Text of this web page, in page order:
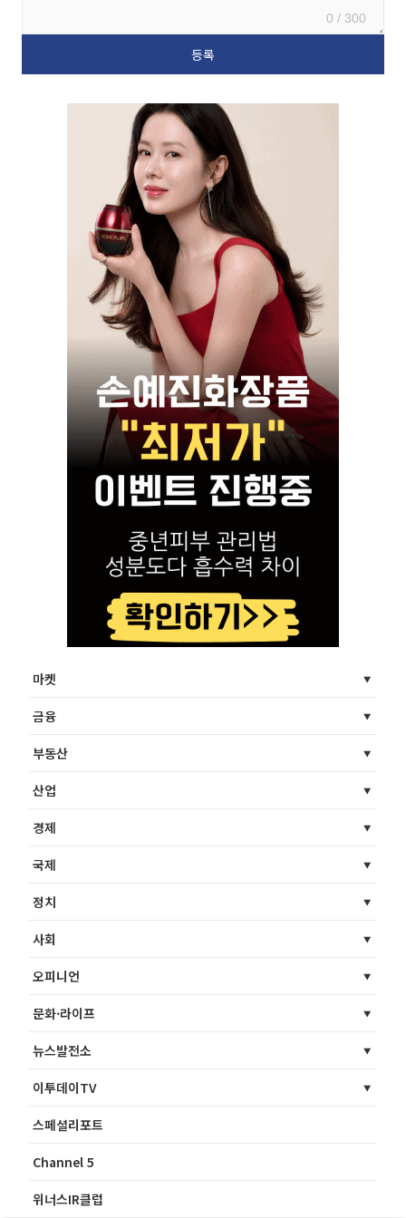
0 / 300
마켓
금융
부동산
산업
경제
국제
정치
사회
오피니언
문화·라이프
뉴스발전소
이투데이TV
스페셜리포트
Channel 5
위너스IR클럽